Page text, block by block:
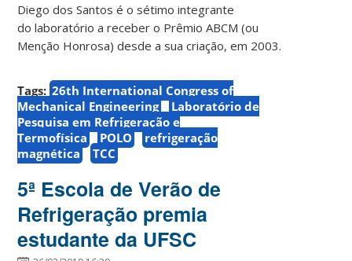
Diego dos Santos é o sétimo integrante
do laboratório a receber o Prêmio ABCM (ou
Menção Honrosa) desde a sua criação, em 2003.
Tags: 26th International Congress of
Mechanical Engineering
Laboratório de
Pesquisa em Refrigeração e
Termofísica
POLO
refrigeração
magnética
TCC
5ª Escola de Verão de
Refrigeração premia
estudante da UFSC